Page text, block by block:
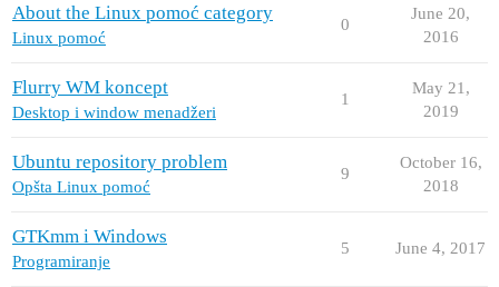
About the Linux pomoć category
Linux pomoć
0
June 20,
2016
Flurry WM koncept
Desktop i window menadžeri
1
May 21,
2019
Ubuntu repository problem
Opšta Linux pomoć
9
October 16,
2018
GTKmm i Windows
Programiranje
5 June 4, 2017